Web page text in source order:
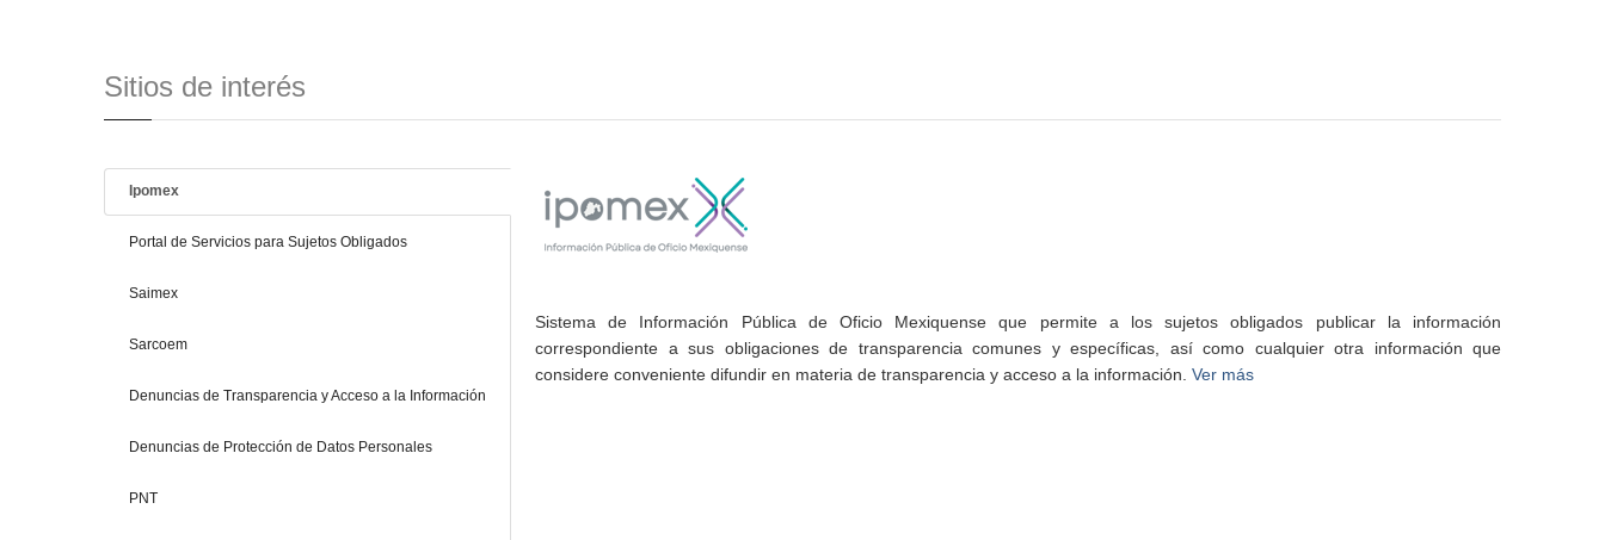
Sitios de interés
Ipomex
Portal de Servicios para Sujetos Obligados
Saimex
Sarcoem
Denuncias de Transparencia y Acceso a la Información
Denuncias de Protección de Datos Personales
PNT
Sistema de Información Pública de Oficio Mexiquense que permite a los sujetos obligados publicar la información
correspondiente a sus obligaciones de transparencia comunes y específicas, así como cualquier otra información que
considere conveniente difundir en materia de transparencia y acceso a la información. Ver más